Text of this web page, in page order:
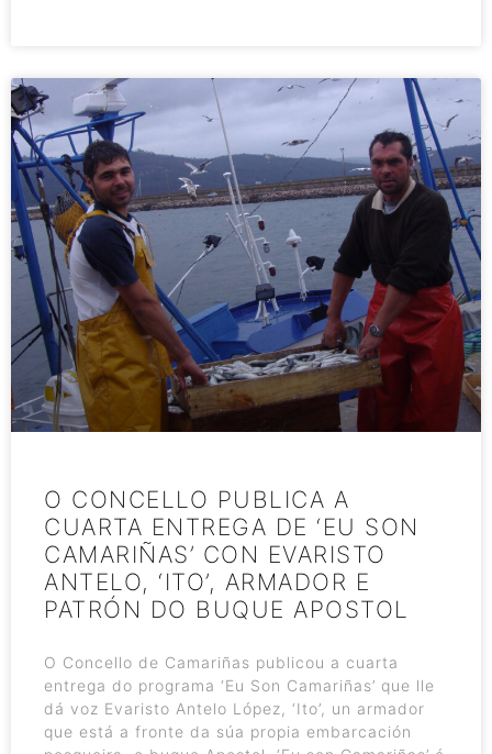
O CONCELLO PUBLICA A
CUARTA ENTREGA DE ‘EU SON
CAMARIÑAS’ CON EVARISTO
ANTELO, ‘ITO’, ARMADOR E
PATRÓN DO BUQUE APOSTOL
O Concello de Camariñas publicou a cuarta
entrega do programa ‘Eu Son Camariñas’ que lle
dá voz Evaristo Antelo López, ‘Ito’, un armador
que está a fronte da súa propia embarcación